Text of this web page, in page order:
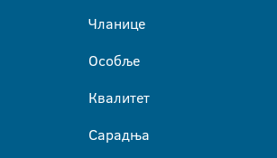
Чланице
Особље
Квалитет
Сарадња